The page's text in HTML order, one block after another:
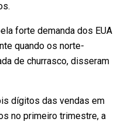
forte demanda dos EUA
quando os norte-
de churrasco, disseram
dígitos das vendas em
no primeiro trimestre, a